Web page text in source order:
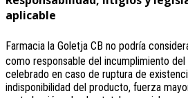
aplicable
Farmacia la Goletja CB no podría
como responsable del incumplimiento
celebrado en caso de ruptura de
indisponibilidad del producto, fuerza